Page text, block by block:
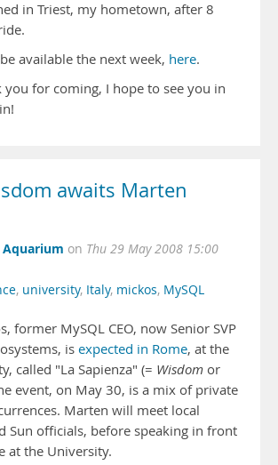
in Triest, my hometown, after 8
available the next week, here.
you for coming, I hope to see you in
awaits Marten
Aquarium on Thu 29 May 2008 15:00
, university, Italy, mickos, MySQL
former MySQL CEO, now Senior SVP
is expected in Rome, at the
called "La Sapienza" (= Wisdom or
event, on May 30, is a mix of private
Marten will meet local
Sun officials, before speaking in front
at the University.